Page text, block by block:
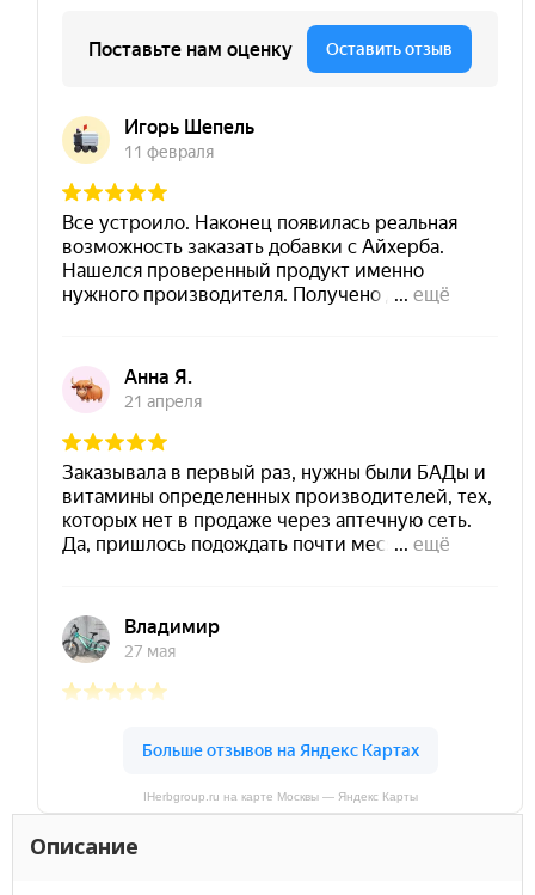
IHerbgroup.ru на карте Москвы — Яндекс Карты
Описание